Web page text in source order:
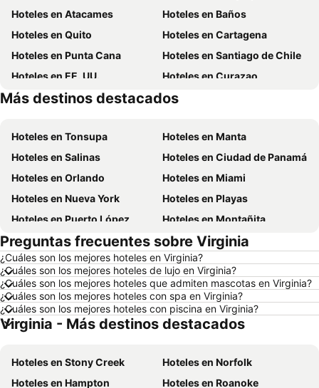
Hoteles en Atacames
Hoteles en Baños
Hoteles en Quito
Hoteles en Cartagena
Hoteles en Punta Cana
Hoteles en Santiago de Chile
Hoteles en EE. UU.
Hoteles en Curazao
Hoteles en Santa Cruz
Hoteles en Chicago
Más destinos destacados
Hoteles en Tonsupa
Hoteles en Manta
Hoteles en Salinas
Hoteles en Ciudad de Panamá
Hoteles en Orlando
Hoteles en Miami
Hoteles en Nueva York
Hoteles en Playas
Hoteles en Puerto López
Hoteles en Montañita
Hoteles en Zorritos
Hoteles en Madrid
Hoteles en Roma
Hoteles en Bogotá
Hoteles en Riobamba
Hoteles en París
Hoteles en Ambato
Hoteles en Ibarra
Hoteles en Loja
Hoteles en Lima
Hoteles en Panamá
Hoteles en Galápagos
Hoteles en Esmeraldas
Hoteles en San Cristóbal
Preguntas frecuentes sobre Virginia
¿Cuáles son los mejores hoteles en Virginia?
¿Cuáles son los mejores hoteles de lujo en Virginia?
¿Cuáles son los mejores hoteles que admiten mascotas en Virginia?
¿Cuáles son los mejores hoteles con spa en Virginia?
¿Cuáles son los mejores hoteles con piscina en Virginia?
Virginia - Más destinos destacados
Hoteles en Stony Creek
Hoteles en Norfolk
Hoteles en Hampton
Hoteles en Roanoke